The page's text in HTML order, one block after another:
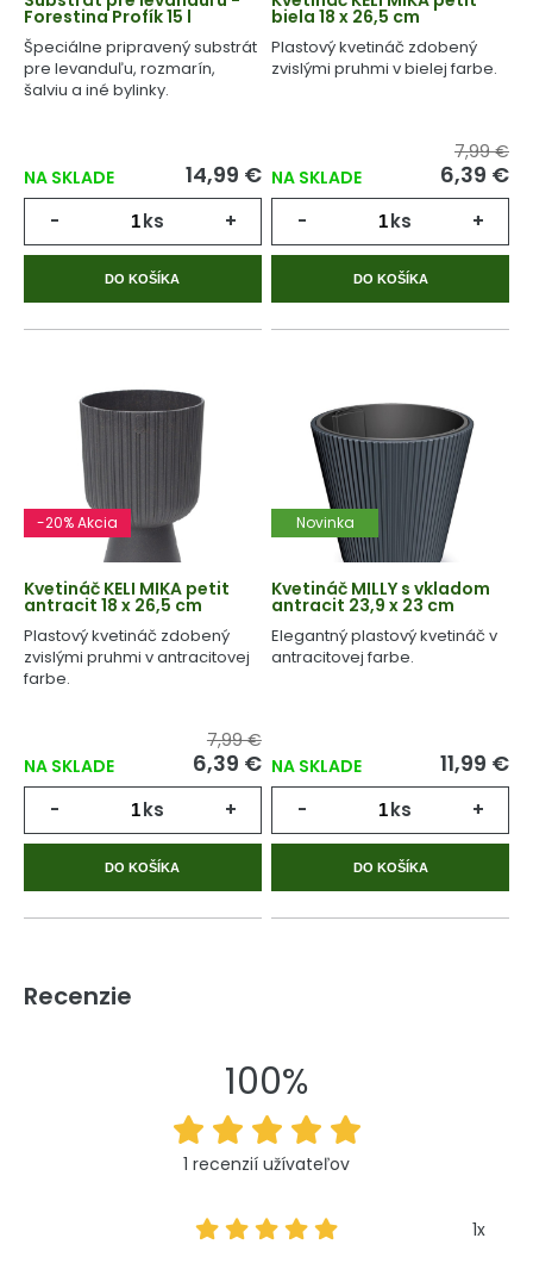
Forestina Profík 15 l
Špeciálne pripravený substrát
pre levanduľu, rozmarín,
šalviu a iné bylinky.
NA SKLADE 14,99 €
- ks +
DO KOŠÍKA
biela 18 x 26,5 cm
Plastový kvetináč zdobený
zvislými pruhmi v bielej farbe.
NA SKLADE
7,99 €
6,39 €
- ks +
DO KOŠÍKA
-20% Akcia
Kvetináč KELI MIKA petit
antracit 18 x 26,5 cm
Plastový kvetináč zdobený
zvislými pruhmi v antracitovej
farbe.
NA SKLADE
7,99 €
6,39 €
- ks +
DO KOŠÍKA
Novinka
Kvetináč MILLY s vkladom
antracit 23,9 x 23 cm
Elegantný plastový kvetináč v
antracitovej farbe.
NA SKLADE 11,99 €
- ks +
DO KOŠÍKA
Recenzie
100%
1 recenzií užívateľov
1x